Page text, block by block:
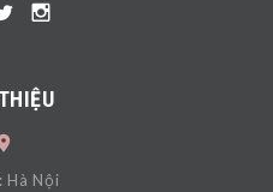
Hà Nội